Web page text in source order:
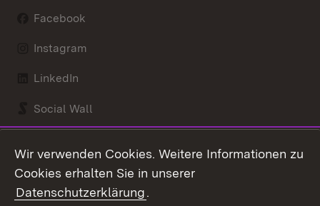
Facebook
Instagram
LinkedIn
Social Wall
Kontakt
Wir verwenden Cookies. Weitere Informationen zu
Cookies erhalten Sie in unserer
Datenschutzerklärung.